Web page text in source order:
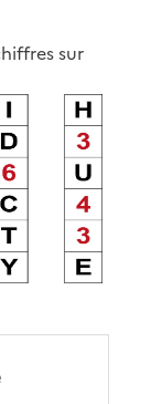
sur